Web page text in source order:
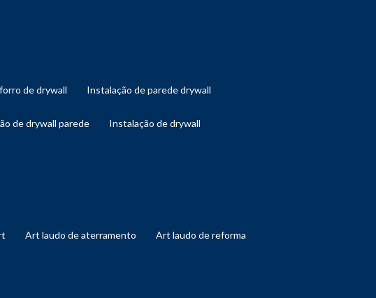
de drywall instalação de parede drywall
de drywall parede instalação de drywall
art laudo de aterramento art laudo de reforma